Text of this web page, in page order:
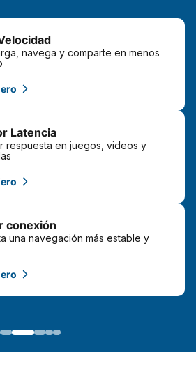
navega y comparte en menos
Latencia
respuesta en juegos, videos y
conexión
una navegación más estable y